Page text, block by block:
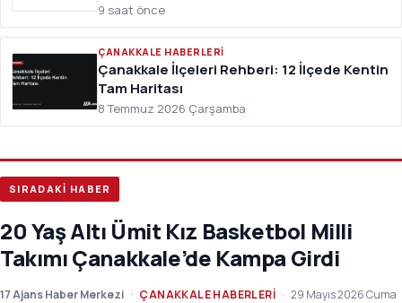
9 saat önce
ÇANAKKALE HABERLERI
Çanakkale İlçeleri Rehberi: 12 İlçede Kentin
Tam Haritası
8 Temmuz 2026 Çarşamba
SIRADAKİ HABER
20 Yaş Altı Ümit Kız Basketbol Milli
Takımı Çanakkale’de Kampa Girdi
17 Ajans Haber Merkezi ÇANAKKALE HABERLERI
29 Mayıs 2026 Cuma